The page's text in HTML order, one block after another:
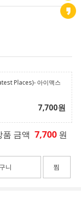
Places)- 아이맥스
7,700원
품 금액 7,700 원
니 찜